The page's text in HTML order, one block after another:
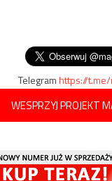
Telegramhttps://
WESPRZYJ PROJEKT